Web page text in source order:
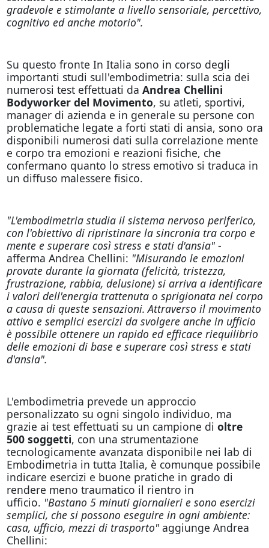
gradevole e stimolante a livello sensoriale, percettivo,
cognitivo ed anche motorio".
Su questo fronte In Italia sono in corso degli
importanti studi sull'embodimetria: sulla scia dei
numerosi test effettuati da Andrea Chellini
Bodyworker del Movimento, su atleti, sportivi,
manager di azienda e in generale su persone con
problematiche legate a forti stati di ansia, sono ora
disponibili numerosi dati sulla correlazione mente
e corpo tra emozioni e reazioni fisiche, che
confermano quanto lo stress emotivo si traduca in
un diffuso malessere fisico.
"L'embodimetria studia il sistema nervoso periferico,
con l'obiettivo di ripristinare la sincronia tra corpo e
mente e superare così stress e stati d'ansia"-
afferma Andrea Chellini: "Misurando le emozioni
provate durante la giornata (felicità, tristezza,
frustrazione, rabbia, delusione) si arriva a identificare
i valori dell'energia trattenuta o sprigionata nel corpo
a causa di queste sensazioni. Attraverso il movimento
attivo e semplici esercizi da svolgere anche in ufficio
è possibile ottenere un rapido ed efficace riequilibrio
delle emozioni di base e superare così stress e stati
d'ansia".
L'embodimetria prevede un approccio
personalizzato su ogni singolo individuo, ma
grazie ai test effettuati su un campione di oltre
500 soggetti, con una strumentazione
tecnologicamente avanzata disponibile nei lab di
Embodimetria in tutta Italia, è comunque possibile
indicare esercizi e buone pratiche in grado di
rendere meno traumatico il rientro in
ufficio. "Bastano 5 minuti giornalieri e sono esercizi
semplici, che si possono eseguire in ogni ambiente:
casa, ufficio, mezzi di trasporto" aggiunge Andrea
Chellini: